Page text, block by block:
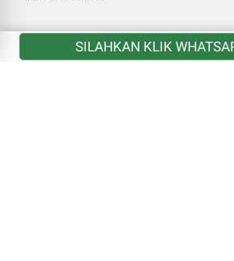
SILAHKAN KLIK
LINK